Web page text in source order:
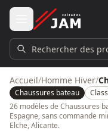
Aller au contenu principal
Rechercher des
Accueil/Homme Hiver/
Chaussures bateau
26 modèles de Chaussures
Espagne, sans commande
Elche, Alicante.